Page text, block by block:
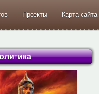
Проекты Карта сайта